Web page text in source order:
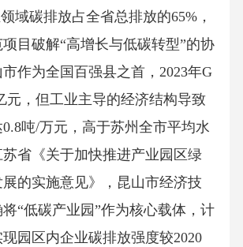
域碳排放占全省总排放的65%，
目破解“高增长与低碳转型”的协
作为全国百强县之首，2023年G
元，但工业主导的经济结构导致
吨/万元，高于苏州全市平均水
省《关于加快推进产业园区绿
的实施意见》，昆山市经济技
“低碳产业园”作为核心载体，计
园区内企业碳排放强度较2020